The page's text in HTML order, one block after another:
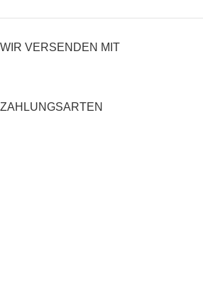
WIR VERSENDEN MIT
ZAHLUNGSARTEN